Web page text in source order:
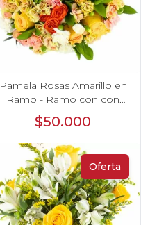
Pamela Rosas Amarillo en
Ramo - Ramo con con
rosas amarillo y mini
claveles
$50.000
Oferta